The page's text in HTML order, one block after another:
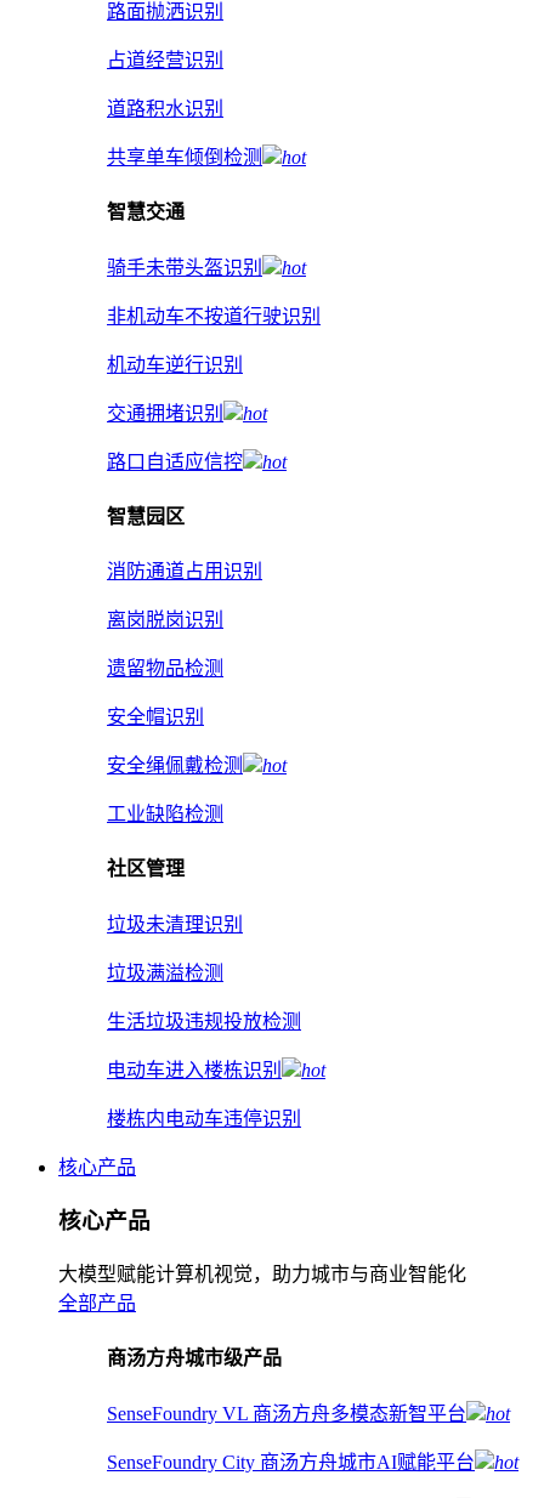
路面抛洒识别
占道经营识别
道路积水识别
共享单车倾倒检测 hot
智慧交通
骑手未带头盔识别 hot
非机动车不按道行驶识别
机动车逆行识别
交通拥堵识别 hot
路口自适应信控 hot
智慧园区
消防通道占用识别
离岗脱岗识别
遗留物品检测
安全帽识别
安全绳佩戴检测 hot
工业缺陷检测
社区管理
垃圾未清理识别
垃圾满溢检测
生活垃圾违规投放检测
电动车进入楼栋识别 hot
楼栋内电动车违停识别
核心产品
核心产品
大模型赋能计算机视觉，助力城市与商业智能化
全部产品
商汤方舟城市级产品
SenseFoundry VL 商汤方舟多模态新智平台 hot
SenseFoundry City 商汤方舟城市AI赋能平台 hot